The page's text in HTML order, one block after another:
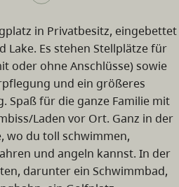
in Privatbesitz, eingebettet
Lake. Es stehen Stellplätze für
oder ohne Anschlüsse) sowie
und ein größeres
Spaß für die ganze Familie mit
Laden vor Ort. Ganz in der
wo du toll schwimmen,
und angeln kannst. In der
darunter ein Schwimmbad,